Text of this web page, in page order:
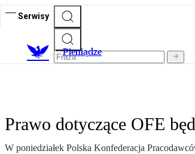
Serwisy
Pieniądze
Prawo dotyczące OFE
W poniedziałek Polska Konfederacja